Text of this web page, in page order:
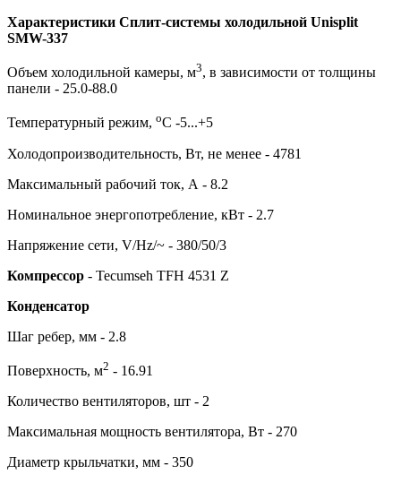
Характеристики Сплит-системы холодильной Unisplit
SMW-337
Объем холодильной камеры, м3, в зависимости от толщины
панели - 25.0-88.0
Температурный режим, оС -5...+5
Холодопроизводительность, Вт, не менее - 4781
Максимальный рабочий ток, А - 8.2
Номинальное энергопотребление, кВт - 2.7
Напряжение сети, V/Hz/~ - 380/50/3
Компрессор - Tecumseh TFH 4531 Z
Конденсатор
Шаг ребер, мм - 2.8
Поверхность, м2 - 16.91
Количество вентиляторов, шт - 2
Максимальная мощность вентилятора, Вт - 270
Диаметр крыльчатки, мм - 350